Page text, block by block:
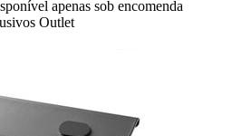
apenas sob encomenda
Outlet